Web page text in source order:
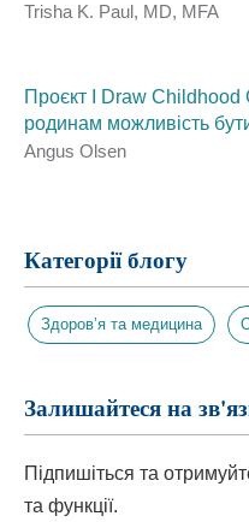
Trisha K. Paul, MD, MFA
Проєкт I Draw Childhood
родинам можливість
Angus Olsen
Категорії блогу
Здоров’я та медицина
Залишайтеся на
Підпишіться та
та функції.